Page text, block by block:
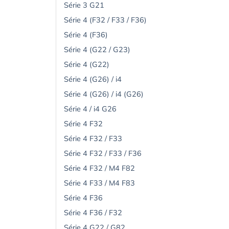
Série 3 G21
Série 4 (F32 / F33 / F36)
Série 4 (F36)
Série 4 (G22 / G23)
Série 4 (G22)
Série 4 (G26) / i4
Série 4 (G26) / i4 (G26)
Série 4 / i4 G26
Série 4 F32
Série 4 F32 / F33
Série 4 F32 / F33 / F36
Série 4 F32 / M4 F82
Série 4 F33 / M4 F83
Série 4 F36
Série 4 F36 / F32